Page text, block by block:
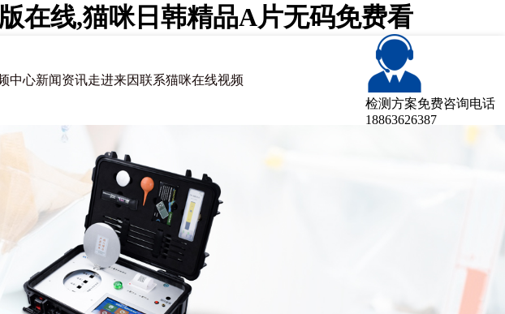
在线,猫咪日韩精品A片无码免费看
中心新闻资讯走进来因联系猫咪在线视频
检测方案免费咨询电话
18863626387